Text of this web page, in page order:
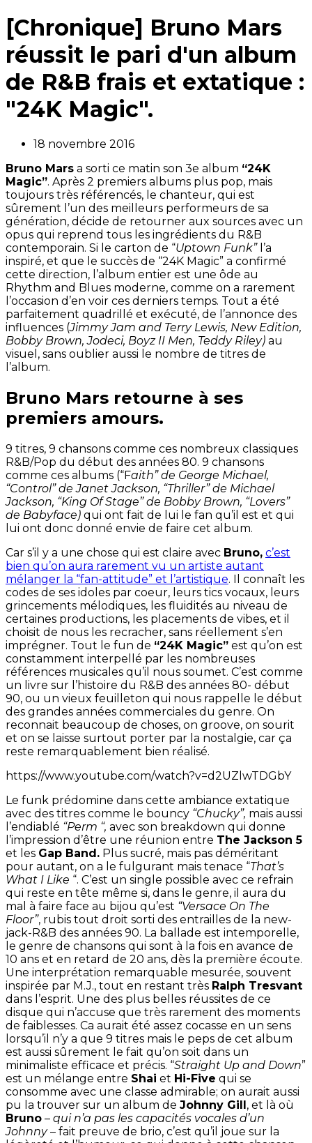
[Chronique] Bruno Mars
réussit le pari d'un album
de R&B frais et extatique :
"24K Magic".
18 novembre 2016
Bruno Mars a sorti ce matin son 3e album “24K
Magic”. Après 2 premiers albums plus pop, mais
toujours très référencés, le chanteur, qui est
sûrement l’un des meilleurs performeurs de sa
génération, décide de retourner aux sources avec un
opus qui reprend tous les ingrédients du R&B
contemporain. Si le carton de “Uptown Funk”l’a
inspiré, et que le succès de “24K Magic” a confirmé
cette direction, l’album entier est une ôde au
Rhythm and Blues moderne, comme on a rarement
l’occasion d’en voir ces derniers temps. Tout a été
parfaitement quadrillé et exécuté, de l’annonce des
influences (Jimmy Jam and Terry Lewis, New Edition,
Bobby Brown, Jodeci, Boyz II Men, Teddy Riley) au
visuel, sans oublier aussi le nombre de titres de
l’album.
Bruno Mars retourne à ses
premiers amours.
9 titres, 9 chansons comme ces nombreux classiques
R&B/Pop du début des années 80. 9 chansons
comme ces albums (“Faith” de George Michael,
“Control” de Janet Jackson, “Thriller” de Michael
Jackson, “King Of Stage” de Bobby Brown, “Lovers”
de Babyface) qui ont fait de lui le fan qu’il est et qui
lui ont donc donné envie de faire cet album.
Car s’il y a une chose qui est claire avec Bruno, c’est
bien qu’on aura rarement vu un artiste autant
mélanger la “fan-attitude” et l’artistique. Il connaît les
codes de ses idoles par coeur, leurs tics vocaux, leurs
grincements mélodiques, les fluidités au niveau de
certaines productions, les placements de vibes, et il
choisit de nous les recracher, sans réellement s’en
imprégner. Tout le fun de “24K Magic” est qu’on est
constamment interpellé par les nombreuses
références musicales qu’il nous soumet. C’est comme
un livre sur l’histoire du R&B des années 80- début
90, ou un vieux feuilleton qui nous rappelle le début
des grandes années commerciales du genre. On
reconnait beaucoup de choses, on groove, on sourit
et on se laisse surtout porter par la nostalgie, car ça
reste remarquablement bien réalisé.
https://www.youtube.com/watch?v=d2UZlwTDGbY
Le funk prédomine dans cette ambiance extatique
avec des titres comme le bouncy “Chucky”, mais aussi
l’endiablé “Perm “, avec son breakdown qui donne
l’impression d’être une réunion entre The Jackson 5
et les Gap Band. Plus sucré, mais pas déméritant
pour autant, on a le fulgurant mais tenace “That’s
What I Like “. C’est un single possible avec ce refrain
qui reste en tête même si, dans le genre, il aura du
mal à faire face au bijou qu’est “Versace On The
Floor”, rubis tout droit sorti des entrailles de la new-
jack-R&B des années 90. La ballade est intemporelle,
le genre de chansons qui sont à la fois en avance de
10 ans et en retard de 20 ans, dès la première écoute.
Une interprétation remarquable mesurée, souvent
inspirée par M.J., tout en restant très Ralph Tresvant
dans l’esprit. Une des plus belles réussites de ce
disque qui n’accuse que très rarement des moments
de faiblesses. Ca aurait été assez cocasse en un sens
lorsqu’il n’y a que 9 titres mais le peps de cet album
est aussi sûrement le fait qu’on soit dans un
minimaliste efficace et précis. “Straight Up and Down”
est un mélange entre Shai et Hi-Five qui se
consomme avec une classe admirable; on aurait aussi
pu la trouver sur un album de Johnny Gill, et là où
Bruno – qui n’a pas les capacités vocales d’un
Johnny– fait preuve de brio, c’est qu’il joue sur la